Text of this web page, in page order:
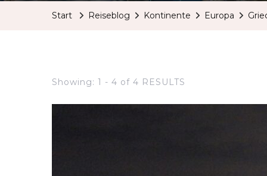
Start Reiseblog Kontinente Europa
Showing: 1 - 4 of 4 RESULTS